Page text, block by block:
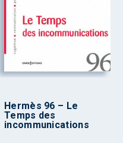
Hermès 96 – Le
Temps des
incommunications